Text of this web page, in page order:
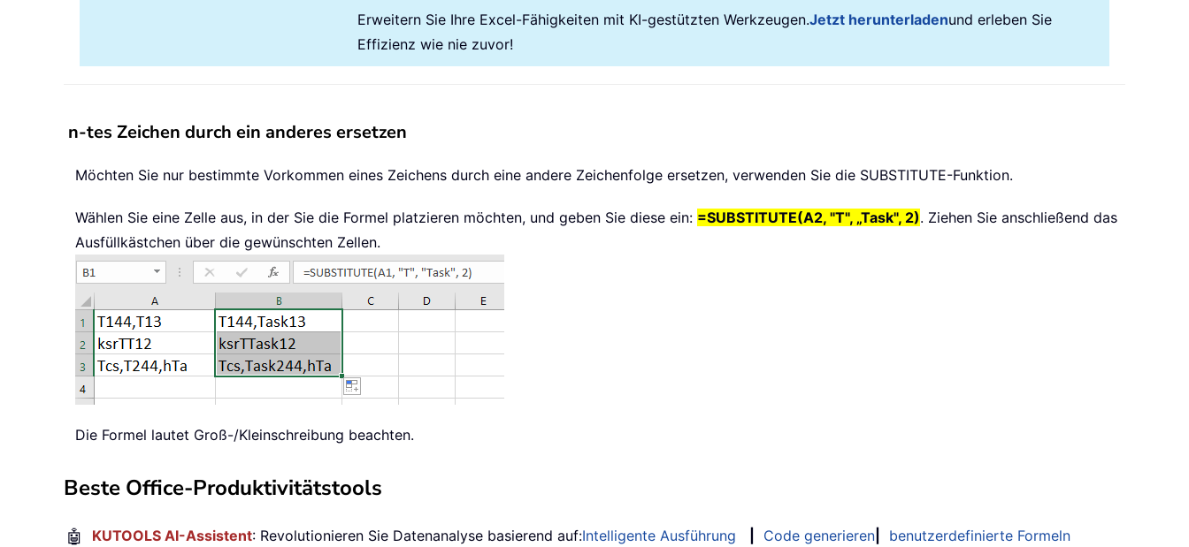
Erweitern Sie Ihre Excel-Fähigkeiten mit KI-gestützten Werkzeugen.Jetzt herunterladenund erleben Sie
Effizienz wie nie zuvor!
n-tes Zeichen durch ein anderes ersetzen
Möchten Sie nur bestimmte Vorkommen eines Zeichens durch eine andere Zeichenfolge ersetzen, verwenden Sie die SUBSTITUTE-Funktion.
Wählen Sie eine Zelle aus, in der Sie die Formel platzieren möchten, und geben Sie diese ein: =SUBSTITUTE(A2, "T", „Task", 2). Ziehen Sie anschließend das
Ausfüllkästchen über die gewünschten Zellen.
Die Formel lautet Groß-/Kleinschreibung beachten.
Beste Office-Produktivitätstools
🤖 KUTOOLS AI-Assistent: Revolutionieren Sie Datenanalyse basierend auf:Intelligente Ausführung Code generieren
benutzerdefinierte Formeln